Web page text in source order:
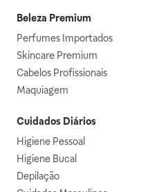
Beleza Premium
Perfumes Importados
Skincare Premium
Cabelos Profissionais
Maquiagem
Cuidados Diários
Higiene Pessoal
Higiene Bucal
Depilação